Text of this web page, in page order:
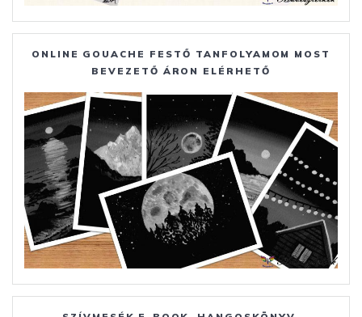
ONLINE GOUACHE FESTŐ TANFOLYAMOM MOST
BEVEZETŐ ÁRON ELÉRHETŐ